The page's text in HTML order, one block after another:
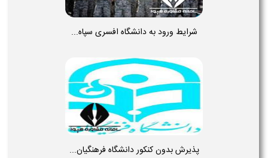
شرایط ورود به دانشگاه افسری سپاه...
پذیرش بدون کنکور دانشگاه فرهنگیان...